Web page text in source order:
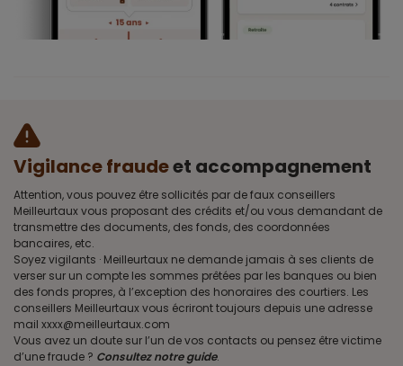
Vigilance fraudeet accompagnement
Attention, vous pouvez être sollicités par de faux conseillers
Meilleurtaux vous proposant des crédits et/ou vous demandant de
transmettre des documents, des fonds, des coordonnées
bancaires, etc.
Soyez vigilants · Meilleurtaux ne demande jamais à ses clients de
verser sur un compte les sommes prêtées par les banques ou bien
des fonds propres, à l’exception des honoraires des courtiers. Les
conseillers Meilleurtaux vous écriront toujours depuis une adresse
mail xxxx@meilleurtaux.com
Vous avez un doute sur l’un de vos contacts ou pensez être victime
d’une fraude ? Consultez notre guide.